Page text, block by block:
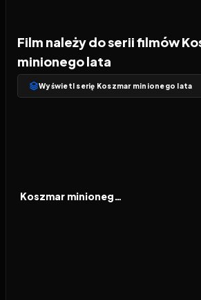
Film należy do serii filmów
minionego lata
Wyświetl serię Koszmar minionego lata
FILM Koszmar minionego lata